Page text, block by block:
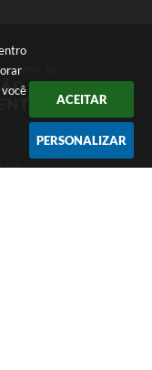
ACEITAR
PERSONALIZAR